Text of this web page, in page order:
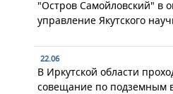
"Остров Самойловский" в
управление Якутского
22.06
В Иркутской области
совещание по подземным